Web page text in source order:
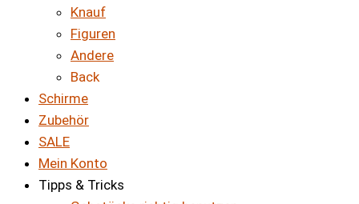
Knauf
Figuren
Andere
Back
Schirme
Zubehör
SALE
Mein Konto
Tipps & Tricks